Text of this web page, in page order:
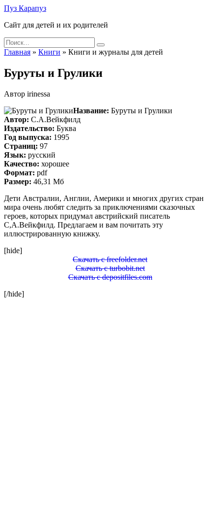
Skip
content
Пуз Карапуз
Сайт для детей и их родителей
Search
for:
Главная » Книги » Книги и журналы для детей
Буруты и Грулики
Автор irinessa
Название: Буруты и Грулики
Автор: С.А.Вейкфилд
Издательство: Буква
Год выпуска: 1995
Страниц: 97
Язык: русский
Качество: хорошее
Формат: pdf
Размер: 46,31 Мб
Дети Австралии, Англии, Америки и многих других стран
мира очень любят следить за приключениями сказочных
героев, которых придумал австрийский писатель
С,А.Вейкфилд. Предлагаем и вам почитать эту
иллюстрированную книжку.
[hide]
Скачать с freefolder.net
Скачать с turbobit.net
Скачать с depositfiles.com
[/hide]